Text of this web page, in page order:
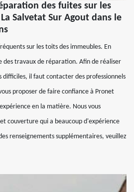
des fuites sur les
Salvetat Sur Agout dans le
sur les toits des immeubles. En
des travaux de réparation. Afin de réaliser
il faut contacter des professionnels
proposer de faire confiance à Pronet
en la matière. Nous vous
couverture qui a beaucoup d'expérience
renseignements supplémentaires, veuillez